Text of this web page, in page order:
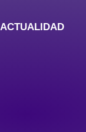
ACTUALIDAD